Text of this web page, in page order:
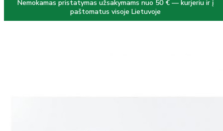
Nemokamas pristatymas užsakymams nuo 50 € — kurjeriu ir į
paštomatus visoje Lietuvoje